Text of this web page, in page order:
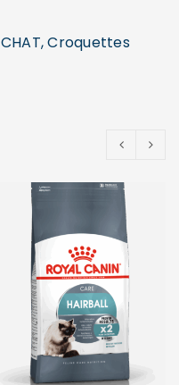
CHAT,Croquettes